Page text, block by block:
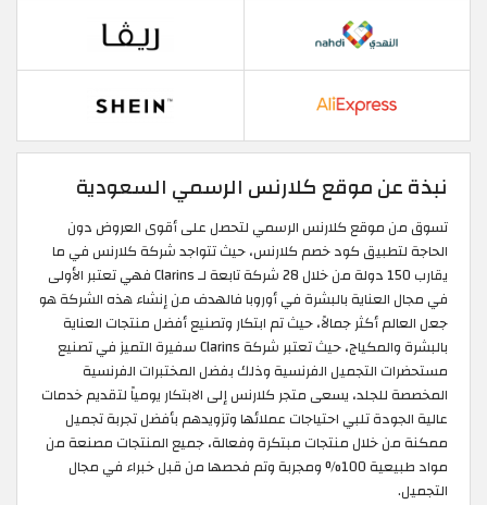
نبذة عن موقع كلارنس الرسمي السعودية
تسوق من موقع كلارنس الرسمي لتحصل على أقوى العروض دون
الحاجة لتطبيق كود خصم كلارنس، حيث تتواجد شركة كلارنس في ما
يقارب 150 دولة من خلال 28 شركة تابعة لـ Clarins فهي تعتبر الأولى
في مجال العناية بالبشرة في أوروبا فالهدف من إنشاء هذه الشركة هو
جعل العالم أكثر جمالاً، حيث تم ابتكار وتصنيع أفضل منتجات العناية
بالبشرة والمكياج، حيث تعتبر شركة Clarins سفيرة التميز في تصنيع
مستحضرات التجميل الفرنسية وذلك بفضل المختبرات الفرنسية
المخصصة للجلد، يسعى متجر كلارنس إلى الابتكار يومياً لتقديم خدمات
عالية الجودة تلبي احتياجات عملائها وتزويدهم بأفضل تجربة تجميل
ممكنة من خلال منتجات مبتكرة وفعالة، جميع المنتجات مصنعة من
مواد طبيعية 100% ومجربة وتم فحصها من قبل خبراء في مجال
التجميل.